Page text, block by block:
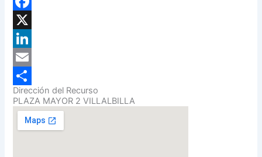
Facebook
X
LinkedIn
Email
Compartir
Dirección del Recurso
PLAZA MAYOR 2 VILLALBILLA